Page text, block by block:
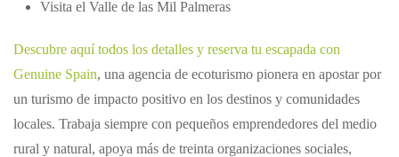
Visita el Valle de las Mil Palmeras
Descubre aquí todos los detalles y reserva tu escapada con
Genuine Spain, una agencia de ecoturismo pionera en apostar por
un turismo de impacto positivo en los destinos y comunidades
locales. Trabaja siempre con pequeños emprendedores del medio
rural y natural, apoya más de treinta organizaciones sociales,